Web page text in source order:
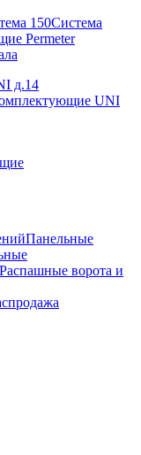
150Система
Permeter
д.14
UNI
Панельные
Распашные ворота и